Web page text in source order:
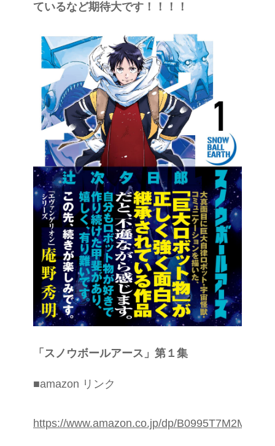
ているなど期待大です！！！！
「スノウボールアース」第１集
■amazon リンク
https://www.amazon.co.jp/dp/B0995T7M2M/